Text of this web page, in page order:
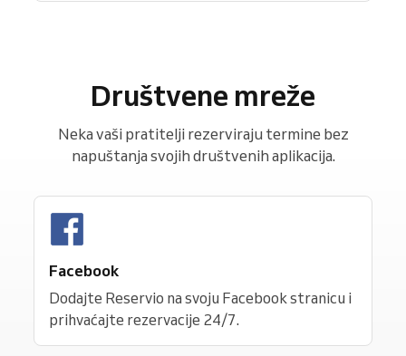
Društvene mreže
Neka vaši pratitelji rezerviraju termine bez
napuštanja svojih društvenih aplikacija.
Facebook
Dodajte Reservio na svoju Facebook stranicu i
prihvaćajte rezervacije 24/7.